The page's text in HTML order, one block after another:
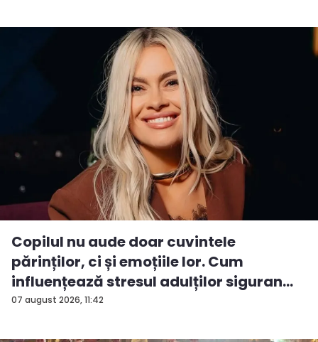
07 august 2026, 11:42
Copilul nu aude doar cuvintele
părinților, ci și emoțiile lor. Cum
influențează stresul adulților siguran...